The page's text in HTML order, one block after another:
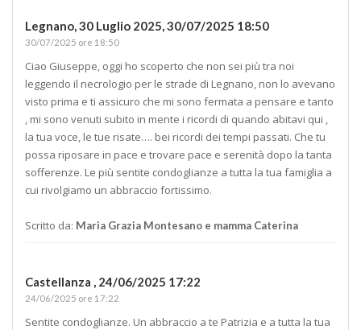
Legnano, 30 Luglio 2025,30/07/2025 18:50
30/07/2025 ore 18:50
Ciao Giuseppe, oggi ho scoperto che non sei più tra noi
leggendo il necrologio per le strade di Legnano, non lo avevano
visto prima e ti assicuro che mi sono fermata a pensare e tanto
, mi sono venuti subito in mente i ricordi di quando abitavi qui ,
la tua voce, le tue risate…. bei ricordi dei tempi passati. Che tu
possa riposare in pace e trovare pace e serenità dopo la tanta
sofferenze. Le più sentite condoglianze a tutta la tua famiglia a
cui rivolgiamo un abbraccio fortissimo.
Scritto da: Maria Grazia Montesano e mamma Caterina
Castellanza , 24/06/2025 17:22
24/06/2025 ore 17:22
Sentite condoglianze. Un abbraccio a te Patrizia e a tutta la tua